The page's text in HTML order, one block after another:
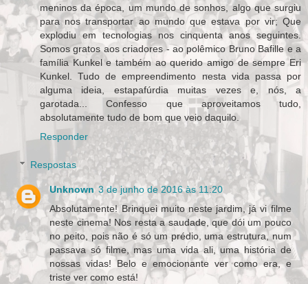
meninos da época, um mundo de sonhos, algo que surgiu
para nos transportar ao mundo que estava por vir; Que
explodiu em tecnologias nos cinquenta anos seguintes.
Somos gratos aos criadores - ao polêmico Bruno Bafille e a
família Kunkel e também ao querido amigo de sempre Eri
Kunkel. Tudo de empreendimento nesta vida passa por
alguma ideia, estapafúrdia muitas vezes e, nós, a
garotada... Confesso que aproveitamos tudo,
absolutamente tudo de bom que veio daquilo.
Responder
Respostas
Unknown 3 de junho de 2016 às 11:20
Absolutamente! Brinquei muito neste jardim, já vi filme
neste cinema! Nos resta a saudade, que dói um pouco
no peito, pois não é só um prédio, uma estrutura, num
passava só filme, mas uma vida ali, uma história de
nossas vidas! Belo e emocionante ver como era, e
triste ver como está!